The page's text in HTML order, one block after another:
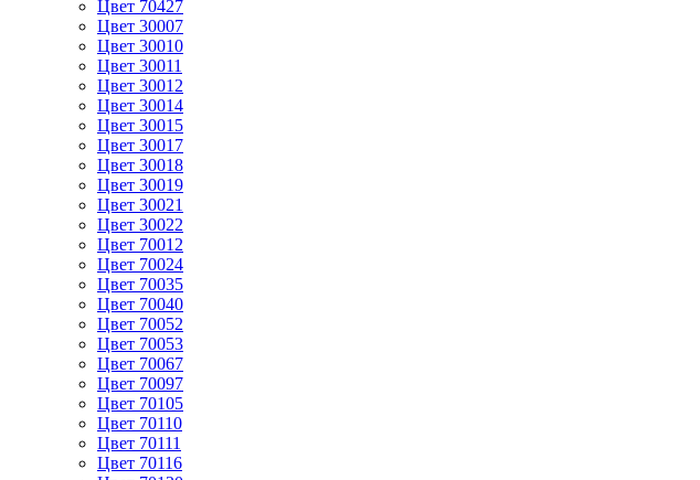
Цвет 70427
Цвет 30007
Цвет 30010
Цвет 30011
Цвет 30012
Цвет 30014
Цвет 30015
Цвет 30017
Цвет 30018
Цвет 30019
Цвет 30021
Цвет 30022
Цвет 70012
Цвет 70024
Цвет 70035
Цвет 70040
Цвет 70052
Цвет 70053
Цвет 70067
Цвет 70097
Цвет 70105
Цвет 70110
Цвет 70111
Цвет 70116